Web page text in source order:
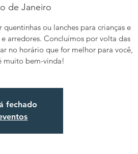
de Janeiro
ou lanches para crianças e
arredores. Concluímos por volta das
no horário que for melhor para você,
fechado